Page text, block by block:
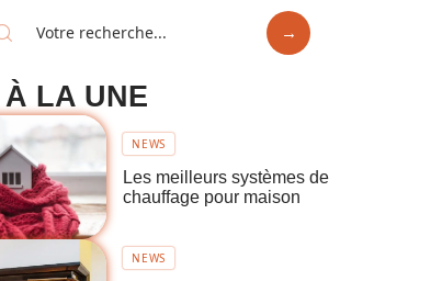
À LA UNE
NEWS
Les meilleurs systèmes de
chauffage pour maison
NEWS